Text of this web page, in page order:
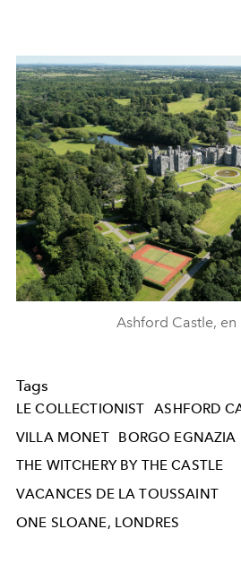
Ashford Castle, en
Tags
LE COLLECTIONIST ASHFORD
VILLA MONET
BORGO EGNAZIA
THE WITCHERY BY THE CASTLE
VACANCES DE LA TOUSSAINT
ONE SLOANE, LONDRES